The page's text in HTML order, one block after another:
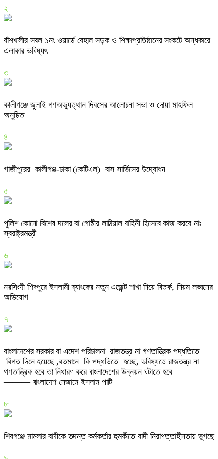
২
বাঁশখালীর সরল ১নং ওয়ার্ডে বেহাল সড়ক ও শিক্ষাপ্রতিষ্ঠানের সংকটে অন্ধকারে
এলাকার ভবিষ্যৎ
৩
কালীগঞ্জে জুলাই গণঅভ্যুত্থান দিবসের আলোচনা সভা ও দোয়া মাহফিল
অনুষ্ঠিত
৪
গাজীপুরের কালীগঞ্জ-ঢাকা (কেটিএল) বাস সার্ভিসের উদ্বোধন
৫
পুলিশ কোনো বিশেষ দলের বা গোষ্ঠীর লাঠিয়াল বাহিনী হিসেবে কাজ করবে নাঃ
স্বরাষ্ট্রমন্ত্রী
৬
নরসিংদী শিবপুরে ইসলামী ব্যাংকের নতুন এজেন্ট শাখা নিয়ে বিতর্ক, নিয়ম লঙ্ঘনের
অভিযোগ
৭
বাংলাদেশের সরকার বা এদেশ পরিচালনা রাজতন্ত্র না গণতান্ত্রিক পদ্ধতিতে
বিগত দিনে হয়েছে ,বতমানে কি পদ্ধতিতে হচ্ছে, ভবিষ্যতে রাজতন্ত্র না
গণতান্ত্রিক হবে তা নিধারণ করে বাংলাদেশের উন্নয়ন ঘটাতে হবে
——— বাংলাদেশ নেজামে ইসলাম পাটি
৮
শিবগঞ্জে মামলার বাদীকে তদন্ত কর্মকর্তার হুমকীতে বাদী নিরাপত্তাহীনতায় ভুগছে